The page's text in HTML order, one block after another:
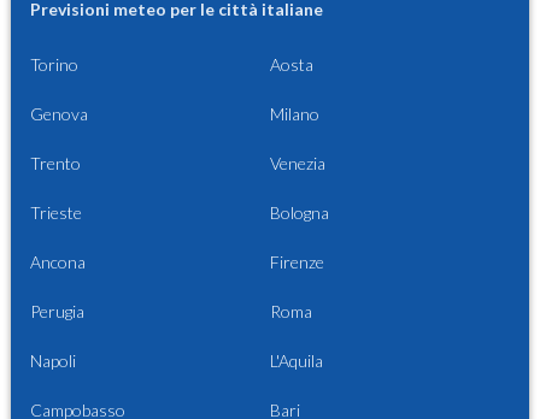
Previsioni meteo per le città italiane
Torino Aosta
Genova Milano
Trento Venezia
Trieste Bologna
Ancona Firenze
Perugia Roma
Napoli L'Aquila
Campobasso Bari